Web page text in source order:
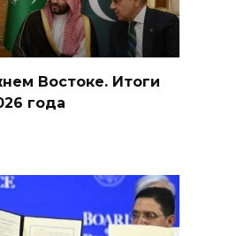
Востоке. Итоги
года